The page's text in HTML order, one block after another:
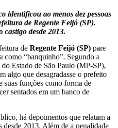
identificou ao menos dez pessoas
de Regente Feijó (SP).
castigo desde 2013.
de Regente Feijó (SP) pare
como “banquinho”. Segundo a
Estado de São Paulo (MP-SP),
algo que desagradasse o prefeito
suas funções como forma de
sentados em um banco de
há depoimentos que relatam a
desde 2013. Além de a penalidade